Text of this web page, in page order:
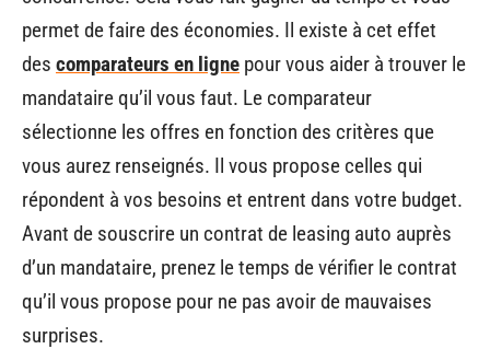
permet de faire des économies. Il existe à cet effet
des comparateurs en ligne pour vous aider à trouver le
mandataire qu’il vous faut. Le comparateur
sélectionne les offres en fonction des critères que
vous aurez renseignés. Il vous propose celles qui
répondent à vos besoins et entrent dans votre budget.
Avant de souscrire un contrat de leasing auto auprès
d’un mandataire, prenez le temps de vérifier le contrat
qu’il vous propose pour ne pas avoir de mauvaises
surprises.